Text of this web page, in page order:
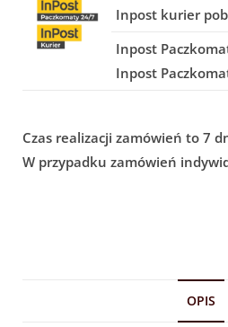
Inpost kurier
Inpost
Inpost
Czas realizacji zamówień to 7
W przypadku zamówień
OPIS